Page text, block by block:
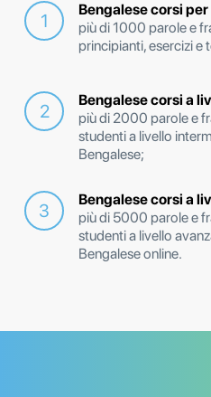
Bengalese corsi
più di 1000 parole e
principianti, esercizi e
Bengalese corsi a
più di 2000 parole e
studenti a livello
Bengalese;
Bengalese corsi a
più di 5000 parole e
studenti a livello
Bengalese online.